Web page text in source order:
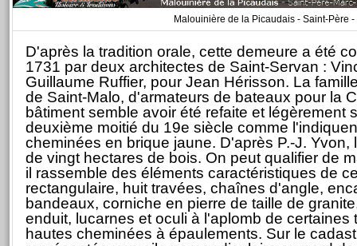
Malouinière de la Picaudais - Saint-Père -
D'après la tradition orale, cette demeure a été
1731 par deux architectes de Saint-Servan :
Guillaume Ruffier, pour Jean Hérisson. La
de Saint-Malo, d'armateurs de bateaux pour la
bâtiment semble avoir été refaite et légèrement
deuxième moitié du 19e siècle comme
cheminées en brique jaune. D'après P.-J.
de vingt hectares de bois. On peut qualifier de
il rassemble des éléments caractéristiques de
rectangulaire, huit travées, chaînes d'angle,
bandeaux, corniche en pierre de taille de
enduit, lucarnes et oculi à l'aplomb de certaines
hautes cheminées à épaulements. Sur le